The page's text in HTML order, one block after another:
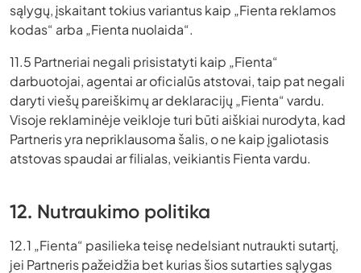
sąlygų, įskaitant tokius variantus kaip „Fienta reklamos
kodas“ arba „Fienta nuolaida“.
11.5 Partneriai negali prisistatyti kaip „Fienta“
darbuotojai, agentai ar oficialūs atstovai, taip pat negali
daryti viešų pareiškimų ar deklaracijų „Fienta“ vardu.
Visoje reklaminėje veikloje turi būti aiškiai nurodyta, kad
Partneris yra nepriklausoma šalis, o ne kaip įgaliotasis
atstovas spaudai ar filialas, veikiantis Fienta vardu.
12. Nutraukimo politika
12.1 „Fienta“ pasilieka teisę nedelsiant nutraukti sutartį,
jei Partneris pažeidžia bet kurias šios sutarties sąlygas